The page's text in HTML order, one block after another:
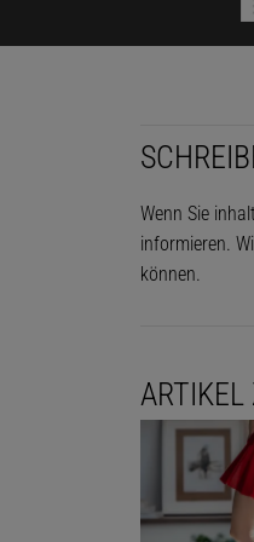
Die
Vorhersage
länger gab
Wenn Sie
informieren.
können.